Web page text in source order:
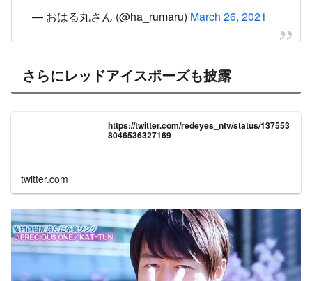
— おはる丸さん (@ha_rumaru) March 26, 2021
さらにレッドアイスポーズも披露
8046536327169